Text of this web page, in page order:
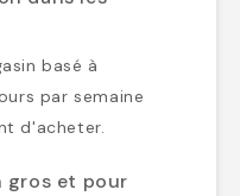
basé à
par semaine
d'acheter.
gros et pour